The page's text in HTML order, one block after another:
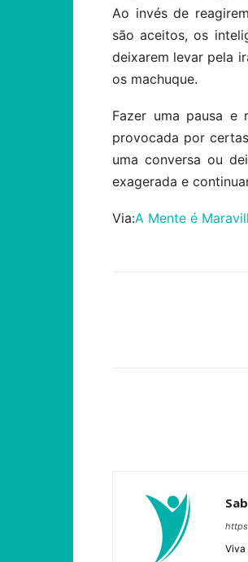
Ao invés de
são aceitos, os
deixarem levar pela
os machuque.
Fazer uma pausa e
provocada por
uma conversa ou
exagerada e
Via:A Mente é
Viva